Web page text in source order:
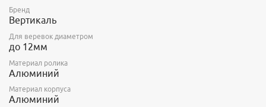
Бренд
Вертикаль
Для веревок диаметром
до 12мм
Материал ролика
Алюминий
Материал корпуса
Алюминий